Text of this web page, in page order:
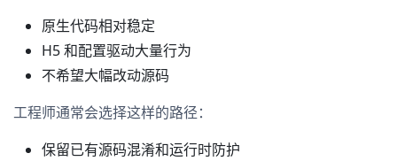
原生代码相对稳定
H5 和配置驱动大量行为
不希望大幅改动源码
工程师通常会选择这样的路径：
保留已有源码混淆和运行时防护